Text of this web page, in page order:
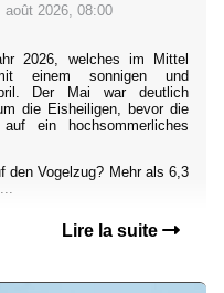
août 2026, 08:00
2026, welches im Mittel
einem sonnigen und
Der Mai war deutlich
die Eisheiligen, bevor die
ein hochsommerliches
den Vogelzug? Mehr als 6,3
Lire la suite